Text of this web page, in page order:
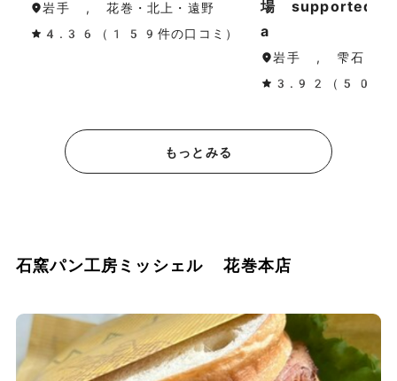
岩手 , 花巻・北上・遠野
4.36（159件の口コミ）
場 supported
a
岩手 , 雫石
3.92（50件の
もっとみる
石窯パン工房ミッシェル 花巻本店